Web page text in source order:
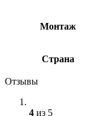
Монтаж
Страна
Отзывы
4 из 5